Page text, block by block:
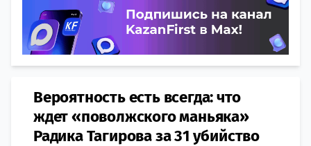
Вероятность есть всегда: что
ждет «поволжского маньяка»
Радика Тагирова за 31 убийство